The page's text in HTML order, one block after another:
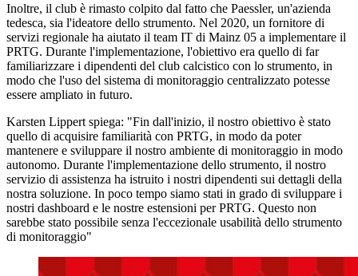
Inoltre, il club è rimasto colpito dal fatto che Paessler, un'azienda
tedesca, sia l'ideatore dello strumento. Nel 2020, un fornitore di
servizi regionale ha aiutato il team IT di Mainz 05 a implementare il
PRTG. Durante l'implementazione, l'obiettivo era quello di far
familiarizzare i dipendenti del club calcistico con lo strumento, in
modo che l'uso del sistema di monitoraggio centralizzato potesse
essere ampliato in futuro.
Karsten Lippert spiega: "Fin dall'inizio, il nostro obiettivo è stato
quello di acquisire familiarità con PRTG, in modo da poter
mantenere e sviluppare il nostro ambiente di monitoraggio in modo
autonomo. Durante l'implementazione dello strumento, il nostro
servizio di assistenza ha istruito i nostri dipendenti sui dettagli della
nostra soluzione. In poco tempo siamo stati in grado di sviluppare i
nostri dashboard e le nostre estensioni per PRTG. Questo non
sarebbe stato possibile senza l'eccezionale usabilità dello strumento
di monitoraggio"